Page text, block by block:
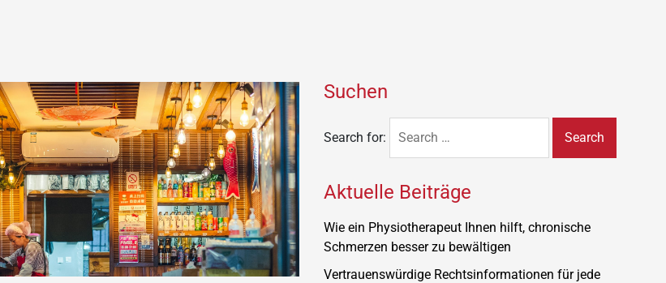
Suchen
Search for:
Aktuelle Beiträge
Wie ein Physiotherapeut Ihnen hilft, chronische
Schmerzen besser zu bewältigen
Vertrauenswürdige Rechtsinformationen für jede